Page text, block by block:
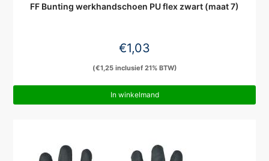
FF Bunting werkhandschoen PU flex zwart (maat 7)
€1,03
(€1,25inclusief 21% BTW)
In winkelmand